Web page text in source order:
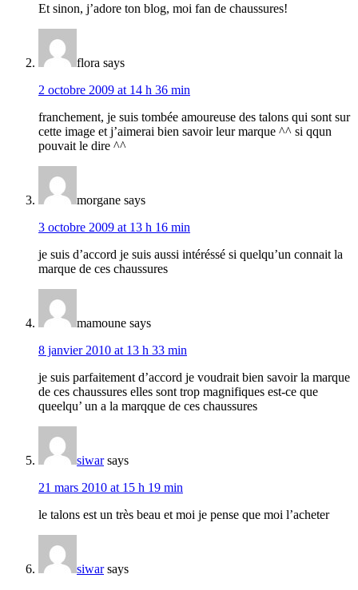
Et sinon, j’adore ton blog, moi fan de chaussures!
flora says
2 octobre 2009 at 14 h 36 min
franchement, je suis tombée amoureuse des talons qui sont sur
cette image et j’aimerai bien savoir leur marque ^^ si qqun
pouvait le dire ^^
morgane says
3 octobre 2009 at 13 h 16 min
je suis d’accord je suis aussi intéréssé si quelqu’un connait la
marque de ces chaussures
mamoune says
8 janvier 2010 at 13 h 33 min
je suis parfaitement d’accord je voudrait bien savoir la marque
de ces chaussures elles sont trop magnifiques est-ce que
queelqu’ un a la marqque de ces chaussures
siwar says
21 mars 2010 at 15 h 19 min
le talons est un très beau et moi je pense que moi l’acheter
siwar says